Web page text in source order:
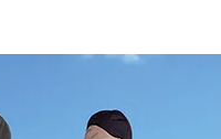
Aktive
Produkte